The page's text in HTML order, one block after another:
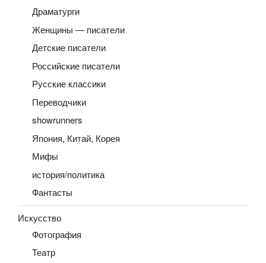
Драматурги
Женщины — писатели
Детские писатели
Российские писатели
Русские классики
Переводчики
showrunners
Япония, Китай, Корея
Мифы
история/политика
Фантасты
Искусство
Фотография
Театр